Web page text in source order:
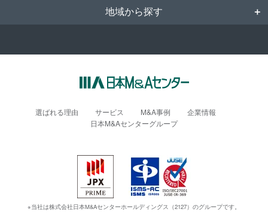
地域から探す
選ばれる理由 サービス M&A事例
企業情報
日本M&Aセンターグループ
※当社は株式会社日本M&Aセンターホールディングス（2127）のグループです。